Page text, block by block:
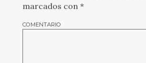
marcados con *
COMENTARIO